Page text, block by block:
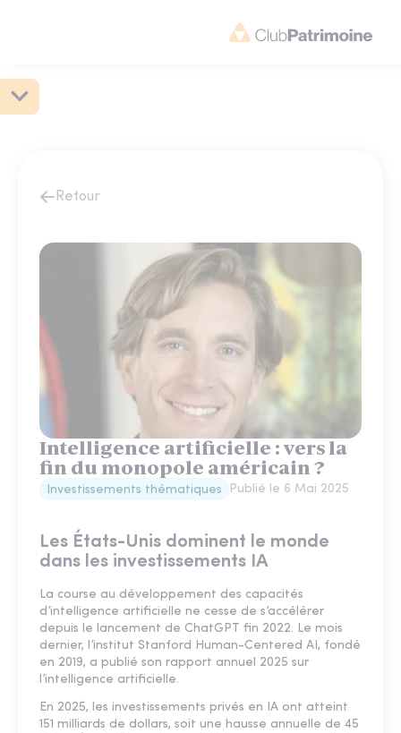
Retour
Intelligence artificielle : vers la
fin du monopole américain ?
Investissements thématiques Publié le 6 Mai 2025
Les États-Unis dominent le monde
dans les investissements IA
La course au développement des capacités
d’intelligence artificielle ne cesse de s’accélérer
depuis le lancement de ChatGPT fin 2022. Le mois
dernier, l’institut Stanford Human-Centered AI, fondé
en 2019, a publié son rapport annuel 2025 sur
l’intelligence artificielle.
En 2025, les investissements privés en IA ont atteint
151 milliards de dollars, soit une hausse annuelle de 45